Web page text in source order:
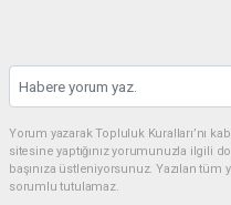
Yorum yazarak Topluluk Kuralları’nı
sitesine yaptığınız yorumunuzla ilgili
başınıza üstleniyorsunuz. Yazılan
sorumlu tutulamaz.